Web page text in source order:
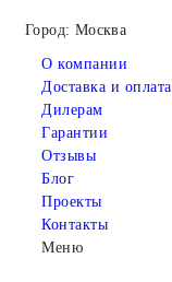
Город: Москва
О компании
Доставка и оплата
Дилерам
Гарантии
Отзывы
Блог
Проекты
Контакты
Меню